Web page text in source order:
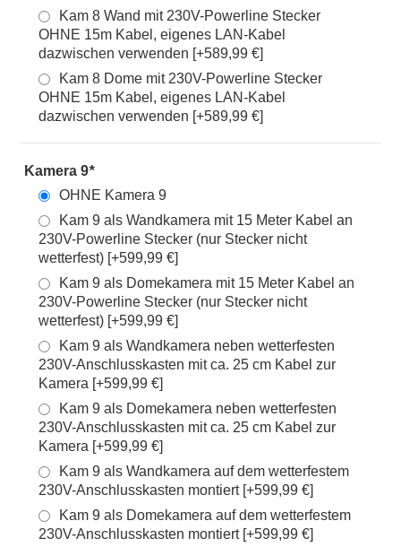
Kam 8 Wand mit 230V-Powerline Stecker
OHNE 15m Kabel, eigenes LAN-Kabel
dazwischen verwenden [+589,99 €]
Kam 8 Dome mit 230V-Powerline Stecker
OHNE 15m Kabel, eigenes LAN-Kabel
dazwischen verwenden [+589,99 €]
Kamera 9*
OHNE Kamera 9
Kam 9 als Wandkamera mit 15 Meter Kabel an
230V-Powerline Stecker (nur Stecker nicht
wetterfest) [+599,99 €]
Kam 9 als Domekamera mit 15 Meter Kabel an
230V-Powerline Stecker (nur Stecker nicht
wetterfest) [+599,99 €]
Kam 9 als Wandkamera neben wetterfesten
230V-Anschlusskasten mit ca. 25 cm Kabel zur
Kamera [+599,99 €]
Kam 9 als Domekamera neben wetterfesten
230V-Anschlusskasten mit ca. 25 cm Kabel zur
Kamera [+599,99 €]
Kam 9 als Wandkamera auf dem wetterfestem
230V-Anschlusskasten montiert [+599,99 €]
Kam 9 als Domekamera auf dem wetterfestem
230V-Anschlusskasten montiert [+599,99 €]